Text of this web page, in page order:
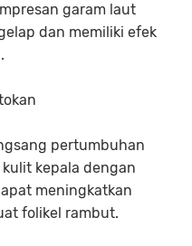
garam laut
dan memiliki efek
pertumbuhan
kepala dengan
meningkatkan
folikel rambut.